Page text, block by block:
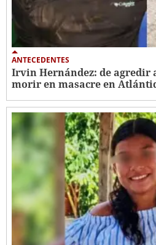
ANTECEDENTES
Irvin Hernández: de agredir
morir en masacre en